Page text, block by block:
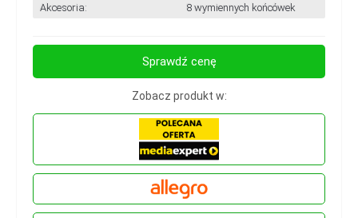
Akcesoria:
8 wymiennych końcówek
Sprawdź cenę
Zobacz produkt w: